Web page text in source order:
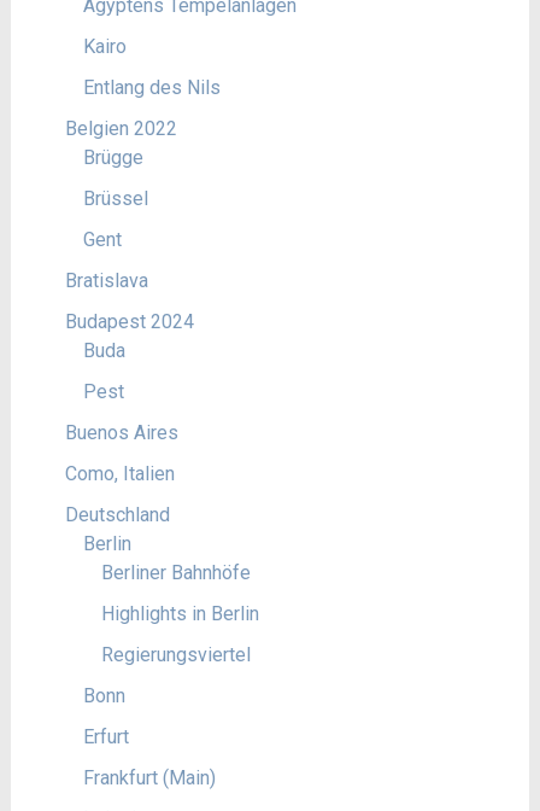
Ägyptens Tempelanlagen
Kairo
Entlang des Nils
Belgien 2022
Brügge
Brüssel
Gent
Bratislava
Budapest 2024
Buda
Pest
Buenos Aires
Como, Italien
Deutschland
Berlin
Berliner Bahnhöfe
Highlights in Berlin
Regierungsviertel
Bonn
Erfurt
Frankfurt (Main)